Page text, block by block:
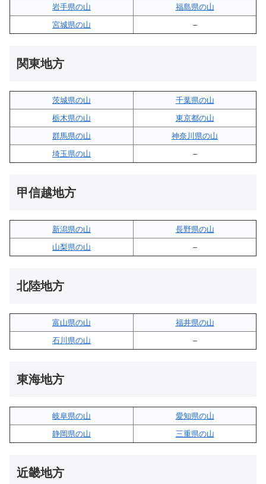
岩手県の山
福島県の山
宮城県の山
–
関東地方
茨城県の山
千葉県の山
栃木県の山
東京都の山
群馬県の山
神奈川県の山
埼玉県の山
–
甲信越地方
新潟県の山
長野県の山
山梨県の山
–
北陸地方
富山県の山
福井県の山
石川県の山
–
東海地方
岐阜県の山
愛知県の山
静岡県の山
三重県の山
近畿地方